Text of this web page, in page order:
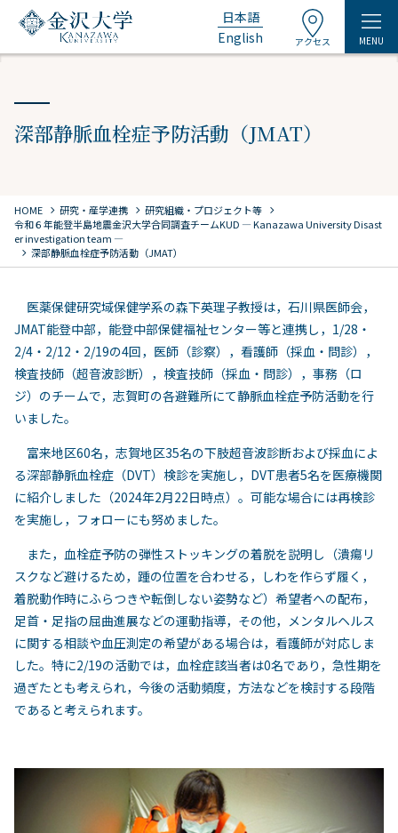
日本語
English
アクセス MENU
深部静脈血栓症予防活動（JMAT）
HOME chevron_right 研究・産学連携 chevron_right 研究組織・プロジェクト等 chevron_right
令和６年能登半島地震金沢大学合同調査チームKUD ― Kanazawa University Disast
er investigation team ―
chevron_right 深部静脈血栓症予防活動（JMAT）
医薬保健研究域保健学系の森下英理子教授は，石川県医師会，
JMAT能登中部，能登中部保健福祉センター等と連携し，1/28・
2/4・2/12・2/19の4回，医師（診察），看護師（採血・問診），
検査技師（超音波診断），検査技師（採血・問診），事務（ロ
ジ）のチームで，志賀町の各避難所にて静脈血栓症予防活動を行
いました。
富来地区60名，志賀地区35名の下肢超音波診断および採血によ
る深部静脈血栓症（DVT）検診を実施し，DVT患者5名を医療機関
に紹介しました（2024年2月22日時点）。可能な場合には再検診
を実施し，フォローにも努めました。
また，血栓症予防の弾性ストッキングの着脱を説明し（潰瘍リ
スクなど避けるため，踵の位置を合わせる，しわを作らず履く，
着脱動作時にふらつきや転倒しない姿勢など）希望者への配布，
足首・足指の屈曲進展などの運動指導，その他，メンタルヘルス
に関する相談や血圧測定の希望がある場合は，看護師が対応しま
した。特に2/19の活動では，血栓症該当者は0名であり，急性期を
過ぎたとも考えられ，今後の活動頻度，方法などを検討する段階
であると考えられます。